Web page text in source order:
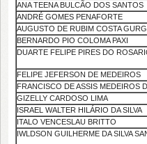
ANA TEENA BULCÃO DOS SANTOS
ANDRÉ GOMES PENAFORTE
AUGUSTO DE RUBIM COSTA
BERNARDO PIO COLOMA PAXI
DUARTE FELIPE PIRES DO
FELIPE JEFERSON DE MEDEIROS
FRANCISCO DE ASSIS MEDEIROS
GIZELLY CARDOSO LIMA
ISRAEL WALTER HILÁRIO DA SILVA
ITALO VENCESLAU BRITTO
IWLDSON GUILHERME DA SILVA